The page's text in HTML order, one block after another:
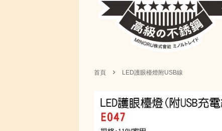
首頁 › LED護眼檯燈附USB線